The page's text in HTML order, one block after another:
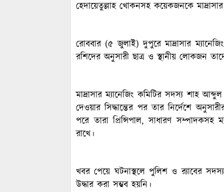
হেদায়েতুল্লাহ খোকনসহ কয়েকজনকে
রোববার (৫ জুলাই) দুপুরে মাদ্রাসার
রশিদের অনুসারী ছাত্র ও স্থানীয় লোকজন
মাদ্রাসার ম্যানেজিং কমিটির সদস্য শাহ
দেওয়ার সিদ্ধান্তের পর তার নির্দেশে
পরে তারা প্রিন্সিপাল, সাধারণ সম্পাদকসহ
রাখে।
খবর পেয়ে ঘটনাস্থলে পুলিশ ও র‍্যাবের
উদ্ধার করা সম্ভব হয়নি।